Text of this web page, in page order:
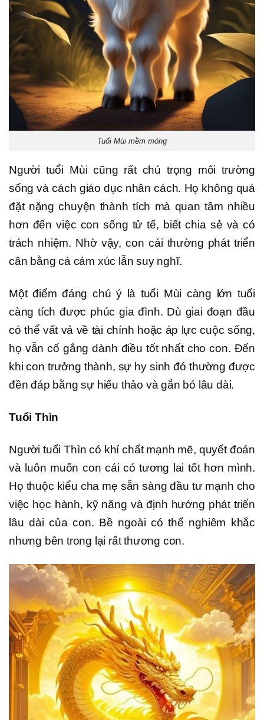
Tuổi Mùi mềm mỏng
Người tuổi Mùi cũng rất chú trọng môi trường
sống và cách giáo dục nhân cách. Họ không quá
đặt nặng chuyện thành tích mà quan tâm nhiều
hơn đến việc con sống tử tế, biết chia sẻ và có
trách nhiệm. Nhờ vậy, con cái thường phát triển
cân bằng cả cảm xúc lẫn suy nghĩ.
Một điểm đáng chú ý là tuổi Mùi càng lớn tuổi
càng tích được phúc gia đình. Dù giai đoạn đầu
có thể vất vả về tài chính hoặc áp lực cuộc sống,
họ vẫn cố gắng dành điều tốt nhất cho con. Đến
khi con trưởng thành, sự hy sinh đó thường được
đền đáp bằng sự hiếu thảo và gắn bó lâu dài.
Tuổi Thìn
Người tuổi Thìn có khí chất mạnh mẽ, quyết đoán
và luôn muốn con cái có tương lai tốt hơn mình.
Họ thuộc kiểu cha mẹ sẵn sàng đầu tư mạnh cho
việc học hành, kỹ năng và định hướng phát triển
lâu dài của con. Bề ngoài có thể nghiêm khắc
nhưng bên trong lại rất thương con.